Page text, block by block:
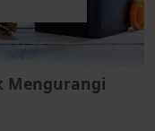
Mengurangi